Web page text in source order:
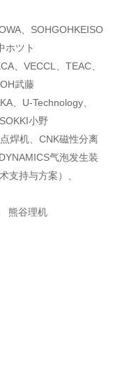
、SOHGOHKEISO
ホツト
、VECCL、TEAC、
武藤
、U-Technology、
小野
焊机、CNK磁性分离
气泡发生装
支持与方案）、
熊谷理机